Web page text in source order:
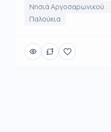
Νησιά Αργοσαρωνικού
Παλούκια